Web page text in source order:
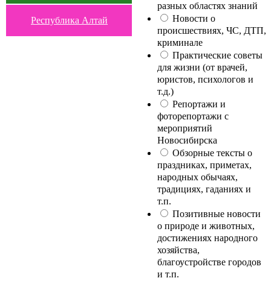
Республика Алтай
разных областях знаний
Новости о
происшествиях, ЧС, ДТП,
криминале
Практические советы
для жизни (от врачей,
юристов, психологов и
т.д.)
Репортажи и
фоторепортажи с
мероприятий
Новосибирска
Обзорные тексты о
праздниках, приметах,
народных обычаях,
традициях, гаданиях и
т.п.
Позитивные новости
о природе и животных,
достижениях народного
хозяйства,
благоустройстве городов
и т.п.